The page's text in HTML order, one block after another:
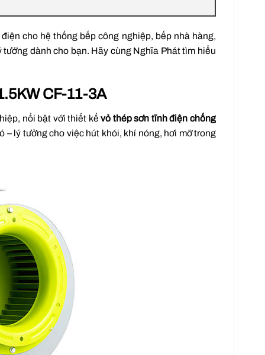
cho hệ thống bếp công nghiệp, bếp nhà hàng,
dành cho bạn. Hãy cùng Nghĩa Phát tìm hiểu
CF-11-3A
, nổi bật với thiết kếvỏ thép sơn tĩnh điện chống
– lý tưởng cho việc hút khói, khí nóng, hơi mỡ trong